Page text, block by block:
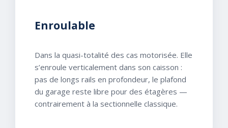
Enroulable
Dans la quasi-totalité des cas motorisée. Elle
s’enroule verticalement dans son caisson :
pas de longs rails en profondeur, le plafond
du garage reste libre pour des étagères —
contrairement à la sectionnelle classique.